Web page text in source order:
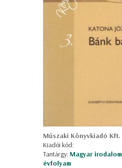
Műszaki Könyvkiadó Kft.
Kiadói kód:
Tantárgy:Magyar irodalom
évfolyam